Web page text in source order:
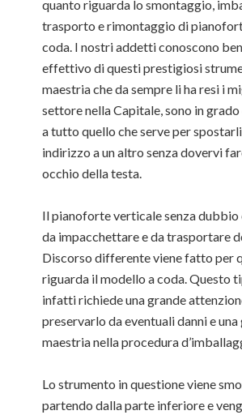
quanto riguarda lo smontaggio,
trasporto e rimontaggio di
coda. I nostri addetti conoscono
effettivo di questi prestigiosi
maestria che da sempre li ha resi i
settore nella Capitale, sono in
a tutto quello che serve per
indirizzo a un altro senza dovervi
occhio della testa.
Il pianoforte verticale senza dubbio
da impacchettare e da trasportare
Discorso differente viene fatto per
riguarda il modello a coda. Questo
infatti richiede una grande
preservarlo da eventuali danni e una
maestria nella procedura
Lo strumento in questione viene
partendo dalla parte inferiore e